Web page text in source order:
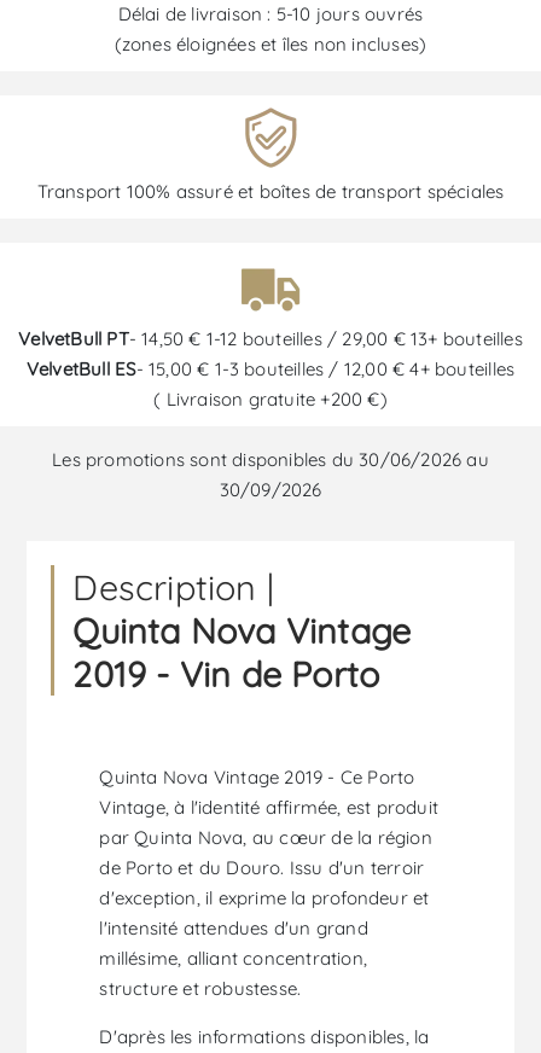
Délai de livraison : 5-10 jours ouvrés
(zones éloignées et îles non incluses)
Transport 100% assuré et boîtes de transport spéciales
VelvetBull PT- 14,50 € 1-12 bouteilles / 29,00 € 13+ bouteilles
VelvetBull ES- 15,00 € 1-3 bouteilles / 12,00 € 4+ bouteilles
( Livraison gratuite +200 €)
Les promotions sont disponibles du 30/06/2026 au
30/09/2026
Description |
Quinta Nova Vintage
2019 - Vin de Porto
Quinta Nova Vintage 2019 - Ce Porto
Vintage, à l'identité affirmée, est produit
par Quinta Nova, au cœur de la région
de Porto et du Douro. Issu d'un terroir
d'exception, il exprime la profondeur et
l'intensité attendues d'un grand
millésime, alliant concentration,
structure et robustesse.
D'après les informations disponibles, la